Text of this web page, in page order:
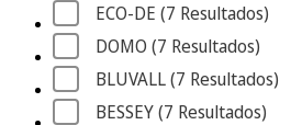
ECO-DE (7 Resultados)
DOMO (7 Resultados)
BLUVALL (7 Resultados)
BESSEY (7 Resultados)